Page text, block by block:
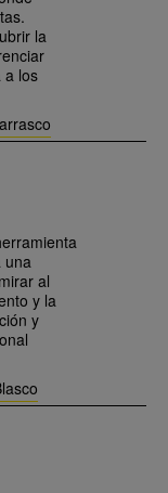
la
a los
una
al
y la
y